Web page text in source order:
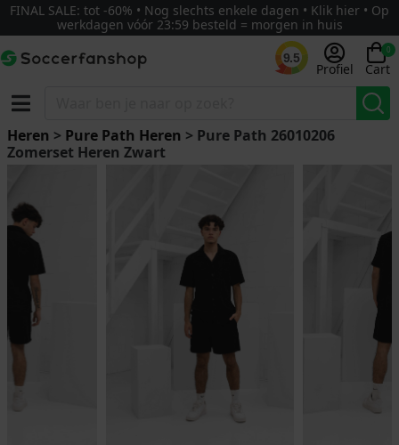
FINAL SALE: tot -60% • Nog slechts enkele dagen • Klik hier • Op
werkdagen vóór 23:59 besteld = morgen in huis
9.5
Profiel
0
Cart
Heren > Pure Path Heren > Pure Path 26010206
Zomerset Heren Zwart